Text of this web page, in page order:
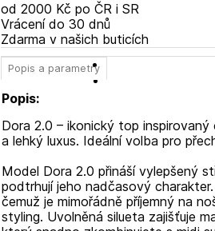
od 2000 Kč po ČR i SR
Vrácení do 30 dnů
Zdarma v našich buticích
Popis a parametry
Popis:
Dora 2.0 – ikonický top inspirovaný
a lehký luxus. Ideální volba pro
Model Dora 2.0 přináší vylepšený
podtrhují jeho nadčasový
čemuž je mimořádně příjemný na
styling. Uvolněná silueta zajišťuje